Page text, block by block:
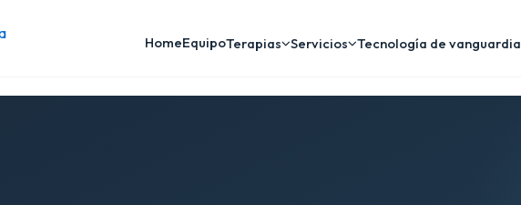
HomeEquipoTerapias Servicios Tecnología de vanguardia